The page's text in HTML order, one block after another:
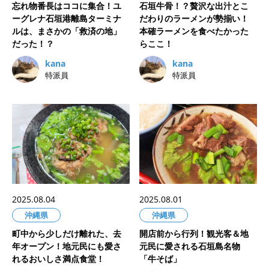
忘れ物番長はココに集合！ユ
ーグレナ石垣港離島ターミナ
ルは、まさかの「救済の地」
だった！？
kana
特派員
石垣牛骨！？贅沢な出汁とこ
だわりのラーメンが勢揃い！
本確ラーメンを食べたかった
らここ！
kana
特派員
2025.08.04
沖縄県
町中から少しだけ離れた、去
年オープン！地元民にも愛さ
れるおいしさ満点食堂！
2025.08.01
沖縄県
開店前から行列！観光客＆地
元民に愛される石垣島名物
「牛そば」